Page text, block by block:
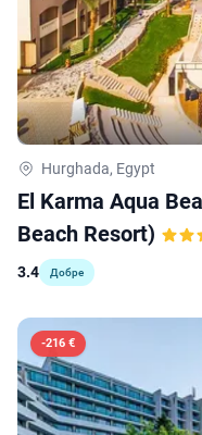
Hurghada, Egypt
El Karma Aqua
Beach Resort)
3.4 Добре
-216 €